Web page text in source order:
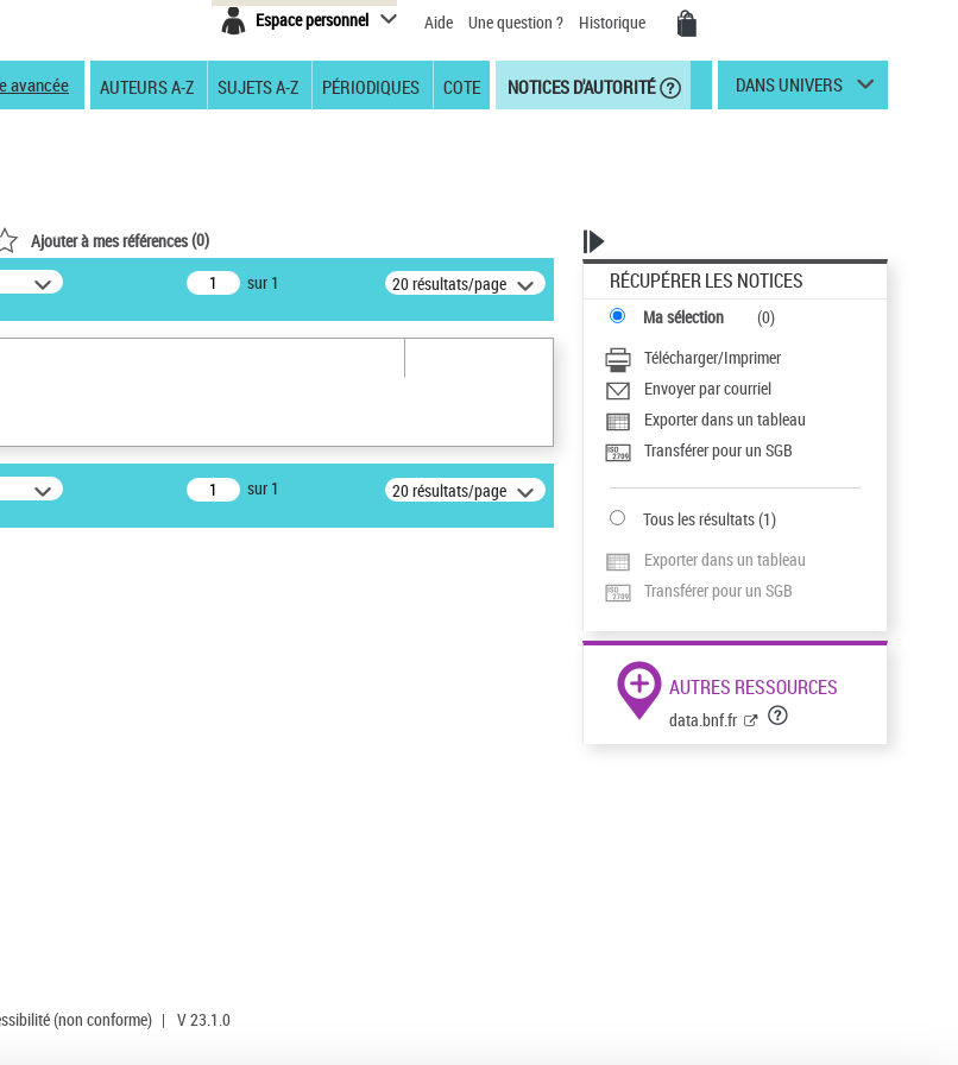
Espace personnel Aide Une question ? Historique
avancée AUTEURS A-Z SUJETS A-Z PÉRIODIQUES COTE NOTICES D'AUTORITÉ DANS UNIVERS
Ajouter à mes références(0)
sur 1 20 résultats/page
sur 1 20 résultats/page
RÉCUPÉRER LES NOTICES
Ma sélection (0)
Télécharger/Imprimer
Envoyer par courriel
Exporter dans un tableau
Transférer pour un SGB
Tous les résultats(1)
Exporter dans un tableau
Transférer pour un SGB
AUTRES RESSOURCES
data.bnf.fr
(non conforme) | V 23.1.0